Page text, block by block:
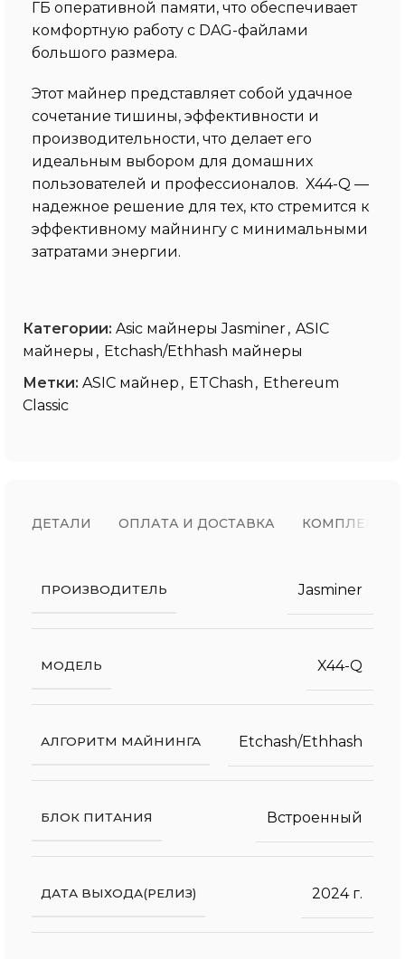
ГБ оперативной памяти, что обеспечивает
комфортную работу с DAG-файлами
большого размера.
Этот майнер представляет собой удачное
сочетание тишины, эффективности и
производительности, что делает его
идеальным выбором для домашних
пользователей и профессионалов. X44-Q —
надежное решение для тех, кто стремится к
эффективному майнингу с минимальными
затратами энергии.
Категории: Asic майнеры Jasminer, ASIC
майнеры , Etchash/Ethhash майнеры
Метки: ASIC майнер , ETChash , Ethereum
Classic
ДЕТАЛИ ОПЛАТА И ДОСТАВКА КОМПЛЕКТ
ПРОИЗВОДИТЕЛЬ Jasminer
МОДЕЛЬ X44-Q
АЛГОРИТМ МАЙНИНГА Etchash/Ethhash
БЛОК ПИТАНИЯ Встроенный
ДАТА ВЫХОДА(РЕЛИЗ) 2024 г.